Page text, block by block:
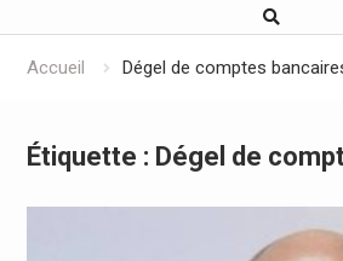
Accueil Dégel de comptes
Étiquette : Dégel de